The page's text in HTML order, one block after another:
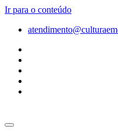
Ir para o conteúdo